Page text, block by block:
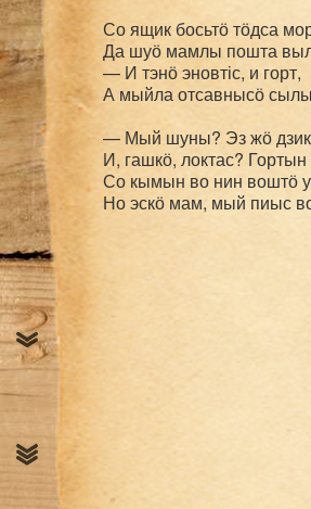
Со ящик босьтӧ тӧдса
Да шуӧ мамлы пошта
— И тэнӧ эновтіс, и горт,
А мыйла отсавнысӧ
— Мый шуны? Эз жӧ
И, гашкӧ, локтас?
Со кымын во нин воштӧ